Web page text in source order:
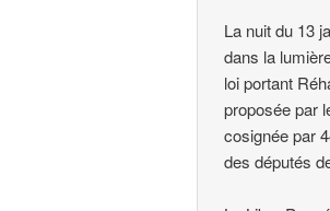
La nuit du 13
dans la
loi portant
proposée par
cosignée par
des députés